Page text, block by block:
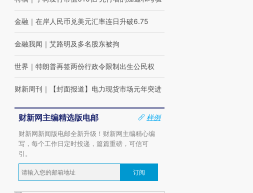
金融 ｜ 在岸人民币兑美元汇率连日升破6.75
金融我闻 ｜ 艾路明及多名股东被拘
世界 ｜ 特朗普再签两份行政令限制出生公民权
财新周刊 ｜ 【封面报道】电力现货市场元年突进
财新网主编精选版电邮
样例
财新网新闻版电邮全新升级！财新网主编精心编
写，每个工作日定时投递，篇篇重磅，可信可
引。
订阅